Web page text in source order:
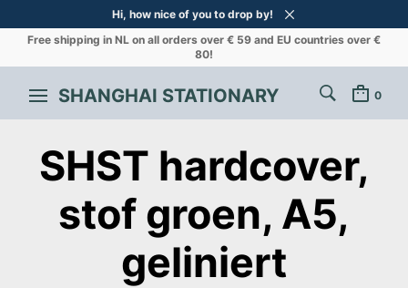
Hi, how nice of you to drop by!
Free shipping in NL on all orders over € 59 and EU countries over €
80!
SHANGHAI STATIONARY 0
SHST hardcover,
stof groen, A5,
geliniert